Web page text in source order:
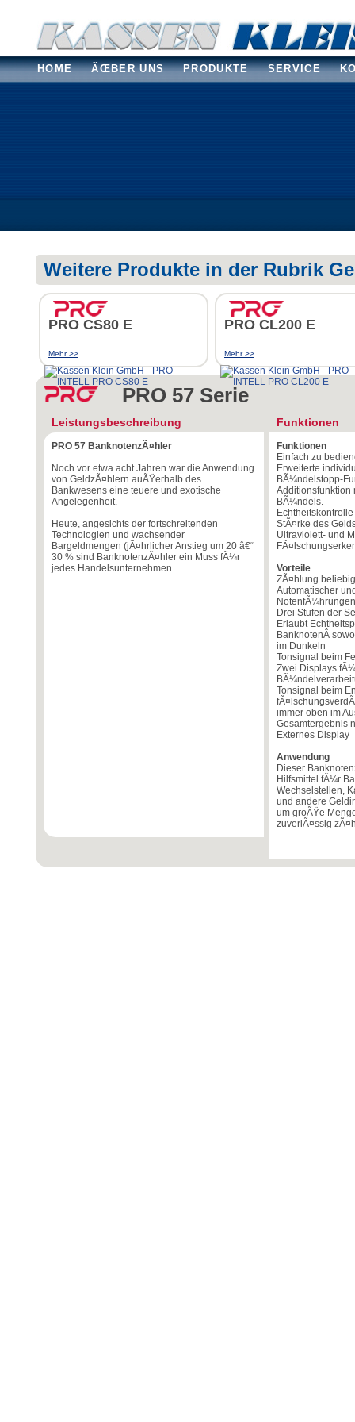
HOME ÃŒBER UNS PRODUKTE SERVICE
Weitere Produkte in der Rubrik
PRO CS80 E
Mehr >>
PRO CL200 E
Mehr >>
PRO 57 Serie
Leistungsbeschreibung
PRO 57 BanknotenzÃ¤hler
Noch vor etwa acht Jahren war die Anwendung
von GeldzÃ¤hlern auÃŸerhalb des
Bankwesens eine teuere und exotische
Angelegenheit.
Heute, angesichts der fortschreitenden
Technologien und wachsender
Bargeldmengen (jÃ¤hrlicher Anstieg um 20 â€“
30 % sind BanknotenzÃ¤hler ein Muss fÃ¼r
jedes Handelsunternehmen
Funktionen
Funktionen
Einfach zu
Erweiterte
BÃ¼ndelstopp-
Additionsfunktion
BÃ¼ndels.
StÃ¤rke des
Ultraviolett- und
Vorteile
ZÃ¤hlung
Automatischer
Drei Stufen der
Erlaubt
BanknotenÂ
im Dunkeln
Tonsignal beim
Zwei Displays
Tonsignal beim
immer oben im
Gesamtergebnis
Externes Display
Anwendung
Dieser
Hilfsmittel fÃ¼r
Wechselstellen,
und andere
um groÃŸe
zuverlÃ¤ssig